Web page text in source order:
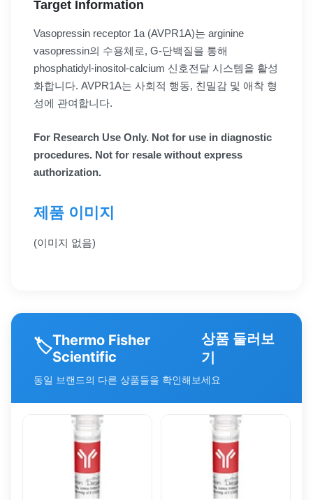
Target Information
Vasopressin receptor 1a (AVPR1A)는 arginine
vasopressin의 수용체로, G-단백질을 통해
phosphatidyl-inositol-calcium 신호전달 시스템을 활성
화합니다. AVPR1A는 사회적 행동, 친밀감 및 애착 형
성에 관여합니다.
For Research Use Only. Not for use in diagnostic
procedures. Not for resale without express
authorization.
제품 이미지
(이미지 없음)
🏷️Thermo Fisher
Scientific
상품 둘러보
기
동일 브랜드의 다른 상품들을 확인해보세요